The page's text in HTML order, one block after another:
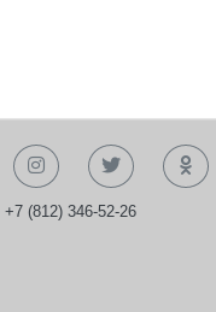
+7 (812) 346-52-26